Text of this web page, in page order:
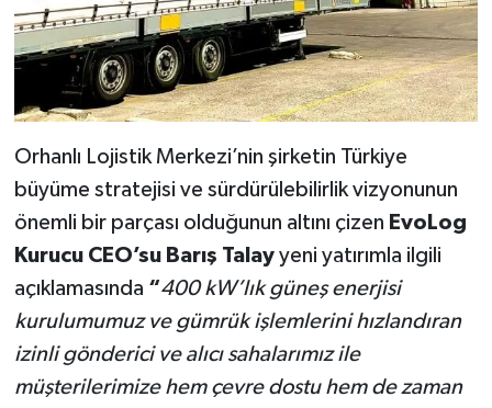
Orhanlı Lojistik Merkezi’nin şirketin Türkiye
büyüme stratejisi ve sürdürülebilirlik vizyonunun
önemli bir parçası olduğunun altını çizen EvoLog
Kurucu CEO’su Barış Talay yeni yatırımla ilgili
açıklamasında “400 kW’lık güneş enerjisi
kurulumumuz ve gümrük işlemlerini hızlandıran
izinli gönderici ve alıcı sahalarımız ile
müşterilerimize hem çevre dostu hem de zaman